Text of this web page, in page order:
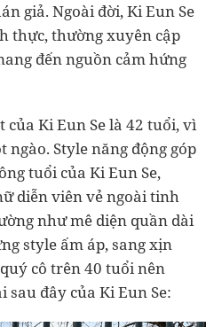
giả. Ngoài đời, Ki Eun Se
thực, thường xuyên cập
đến nguồn cảm hứng
Ki Eun Se là 42 tuổi, vì
Style năng động góp
tuổi của Ki Eun Se,
diễn viên vẻ ngoài tinh
như mê diện quần dài
style ấm áp, sang xịn
cô trên 40 tuổi nên
đây của Ki Eun Se: